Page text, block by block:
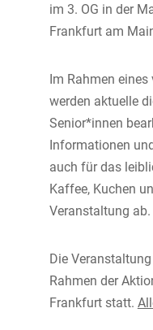
im 3. OG in der
Frankfurt am
Im Rahmen
werden aktuelle
Senior*innen
Informationen
auch für das
Kaffee, Kuchen
Veranstaltung ab.
Die
Rahmen der
Frankfurt statt.